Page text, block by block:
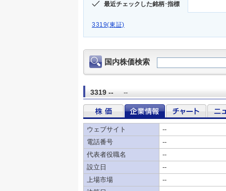
最近チェックした銘柄･指標
3319(東証)